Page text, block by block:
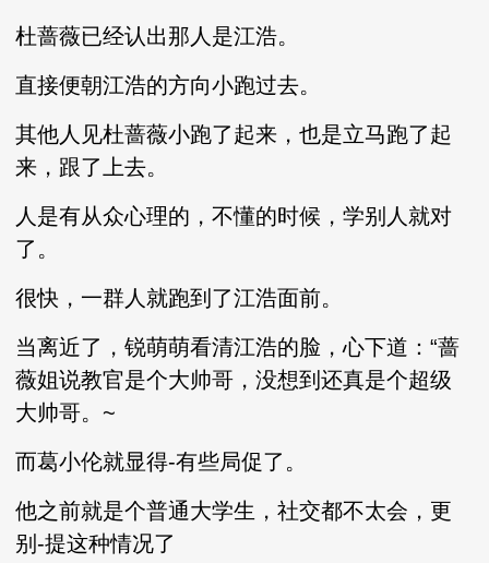
杜蔷薇已经认出那人是江浩。
直接便朝江浩的方向小跑过去。
其他人见杜蔷薇小跑了起来，也是立马跑了起
来，跟了上去。
人是有从众心理的，不懂的时候，学别人就对
了。
很快，一群人就跑到了江浩面前。
当离近了，锐萌萌看清江浩的脸，心下道：“蔷
薇姐说教官是个大帅哥，没想到还真是个超级
大帅哥。~
而葛小伦就显得-有些局促了。
他之前就是个普通大学生，社交都不太会，更
别-提这种情况了